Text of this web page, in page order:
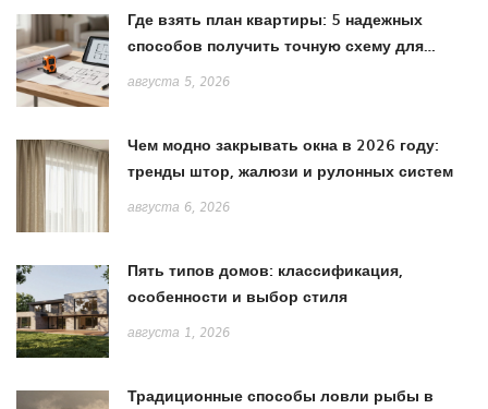
Где взять план квартиры: 5 надежных
способов получить точную схему для
ремонта
августа 5, 2026
Чем модно закрывать окна в 2026 году:
тренды штор, жалюзи и рулонных систем
августа 6, 2026
Пять типов домов: классификация,
особенности и выбор стиля
августа 1, 2026
Традиционные способы ловли рыбы в